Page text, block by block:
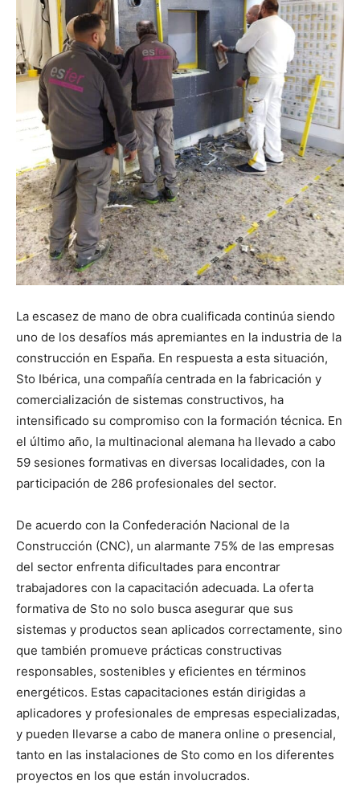
La escasez de mano de obra cualificada continúa siendo
uno de los desafíos más apremiantes en la industria de la
construcción en España. En respuesta a esta situación,
Sto Ibérica, una compañía centrada en la fabricación y
comercialización de sistemas constructivos, ha
intensificado su compromiso con la formación técnica. En
el último año, la multinacional alemana ha llevado a cabo
59 sesiones formativas en diversas localidades, con la
participación de 286 profesionales del sector.
De acuerdo con la Confederación Nacional de la
Construcción (CNC), un alarmante 75% de las empresas
del sector enfrenta dificultades para encontrar
trabajadores con la capacitación adecuada. La oferta
formativa de Sto no solo busca asegurar que sus
sistemas y productos sean aplicados correctamente, sino
que también promueve prácticas constructivas
responsables, sostenibles y eficientes en términos
energéticos. Estas capacitaciones están dirigidas a
aplicadores y profesionales de empresas especializadas,
y pueden llevarse a cabo de manera online o presencial,
tanto en las instalaciones de Sto como en los diferentes
proyectos en los que están involucrados.